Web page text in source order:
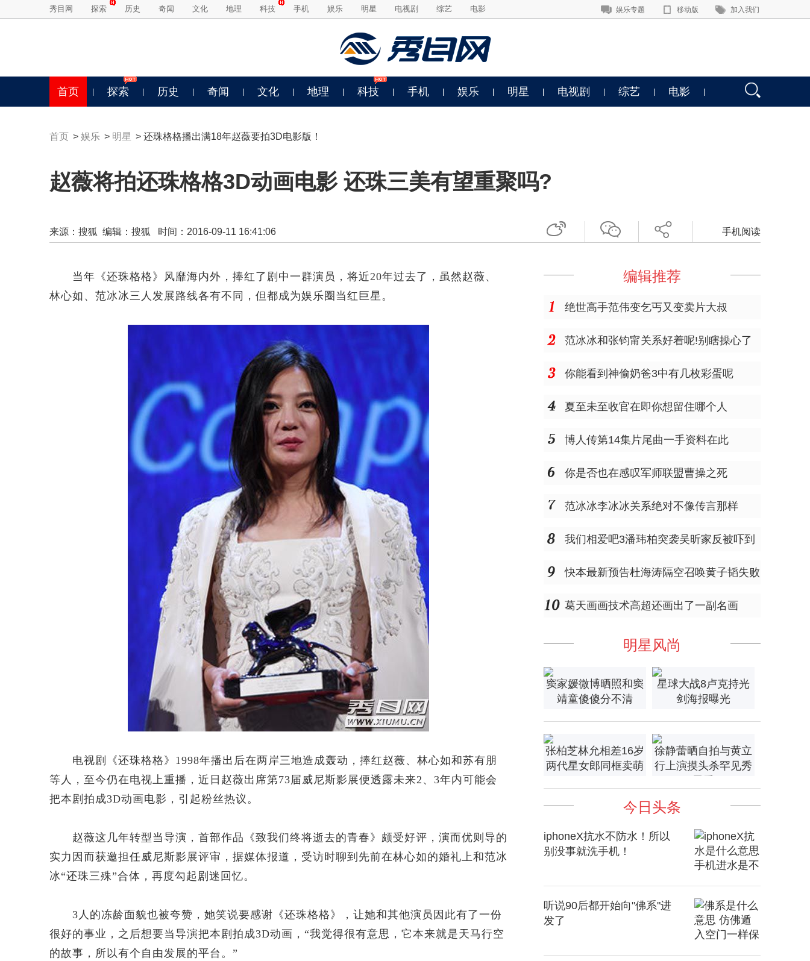
秀目网 探索 历史 奇闻 文化 地理 科技 手机 娱乐 明星 电视剧 综艺 电影 娱乐专题 移动版 加入我们
首页 探索 历史 奇闻 文化 地理 科技 手机 娱乐 明星 电视剧 综艺 电影
首页 > 娱乐 > 明星 > 还珠格格播出满18年赵薇要拍3D电影版！
赵薇将拍还珠格格3D动画电影 还珠三美有望重聚吗?
来源： 搜狐 编辑：搜狐 时间：2016-09-11 16:41:06 手机阅读
当年《还珠格格》风靡海内外，捧红了剧中一群演员，将近20年过去了，虽然赵薇、
林心如、范冰冰三人发展路线各有不同，但都成为娱乐圈当红巨星。
电视剧《还珠格格》1998年播出后在两岸三地造成轰动，捧红赵薇、林心如和苏有朋
等人，至今仍在电视上重播，近日赵薇出席第73届威尼斯影展便透露未来2、3年内可能会
把本剧拍成3D动画电影，引起粉丝热议。
赵薇这几年转型当导演，首部作品《致我们终将逝去的青春》颇受好评，演而优则导的
实力因而获邀担任威尼斯影展评审，据媒体报道，受访时聊到先前在林心如的婚礼上和范冰
冰“还珠三殊”合体，再度勾起剧迷回忆。
3人的冻龄面貌也被夸赞，她笑说要感谢《还珠格格》，让她和其他演员因此有了一份
很好的事业，之后想要当导演把本剧拍成3D动画，“我觉得很有意思，它本来就是天马行空
的故事，所以有个自由发展的平台。”
编辑推荐
绝世高手范伟变乞丐又变卖片大叔
范冰冰和张钧甯关系好着呢!别瞎操心了
你能看到神偷奶爸3中有几枚彩蛋呢
夏至未至收官在即你想留住哪个人
博人传第14集片尾曲一手资料在此
你是否也在感叹军师联盟曹操之死
范冰冰李冰冰关系绝对不像传言那样
我们相爱吧3潘玮柏突袭吴昕家反被吓到
快本最新预告杜海涛隔空召唤黄子韬失败
葛天画画技术高超还画出了一副名画
明星风尚
窦家媛微博晒照和窦
靖童傻傻分不清
星球大战8卢克持光
剑海报曝光
张柏芝林允相差16岁
两代星女郎同框卖萌
徐静蕾晒自拍与黄立
行上演摸头杀罕见秀
今日头条
iphoneX抗水不防水！所以
别没事就洗手机！
听说90后都开始向"佛系"进
发了